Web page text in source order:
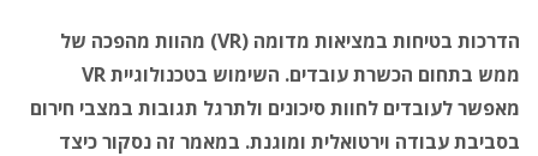
הדרכות בטיחות במציאות מדומה (VR) מהוות מהפכה של
ממש בתחום הכשרת עובדים. השימוש בטכנולוגיית VR
מאפשר לעובדים לחוות סיכונים ולתרגל תגובות במצבי חירום
בסביבת עבודה וירטואלית ומוגנת. במאמר זה נסקור כיצד